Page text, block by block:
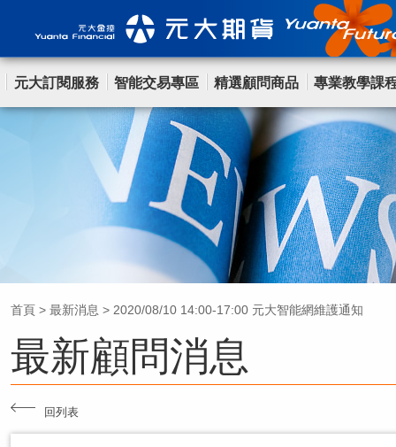
元大訂閱服務 智能交易專區 精選顧問商品 專業教學課
首頁 > 最新消息 > 2020/08/10 14:00-17:00 元大智能網維護通知
最新顧問消息
回列表